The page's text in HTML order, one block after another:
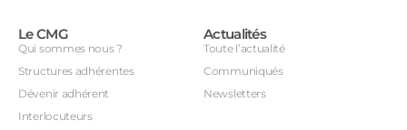
Le CMG
Qui sommes nous ?
Structures adhérentes
Dévenir adhérent
Interlocuteurs
Actualités
Toute l’actualité
Communiqués
Newsletters